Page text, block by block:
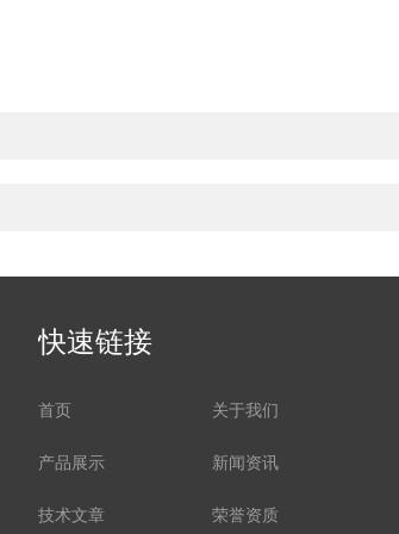
快速链接
首页 关于我们
产品展示 新闻资讯
技术文章 荣誉资质